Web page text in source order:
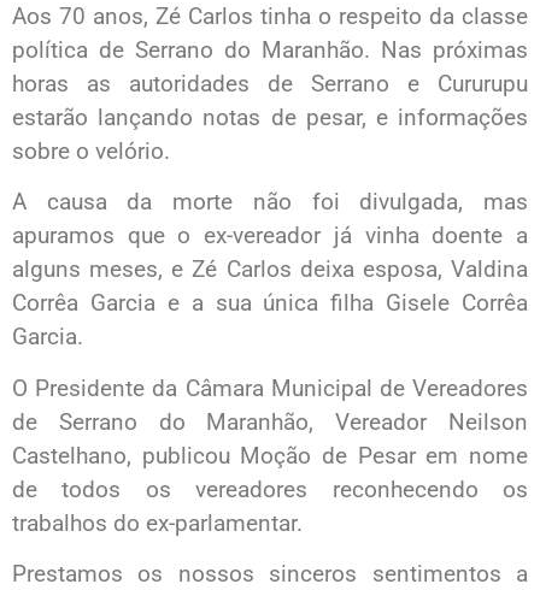
Aos 70 anos, Zé Carlos tinha o respeito da classe
política de Serrano do Maranhão. Nas próximas
horas as autoridades de Serrano e Cururupu
estarão lançando notas de pesar, e informações
sobre o velório.
A causa da morte não foi divulgada, mas
apuramos que o ex-vereador já vinha doente a
alguns meses, e Zé Carlos deixa esposa, Valdina
Corrêa Garcia e a sua única filha Gisele Corrêa
Garcia.
O Presidente da Câmara Municipal de Vereadores
de Serrano do Maranhão, Vereador Neilson
Castelhano, publicou Moção de Pesar em nome
de todos os vereadores reconhecendo os
trabalhos do ex-parlamentar.
Prestamos os nossos sinceros sentimentos a